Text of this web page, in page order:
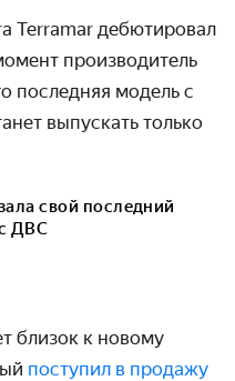
Terramar дебютировал
производитель
последняя модель с
выпускать только
свой последний
ДВС
близок к новому
поступил в продажу